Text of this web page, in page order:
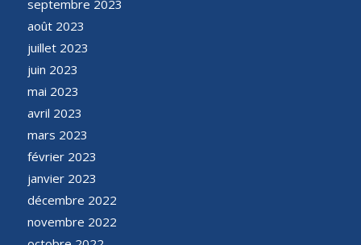
septembre 2023
août 2023
juillet 2023
juin 2023
mai 2023
avril 2023
mars 2023
février 2023
janvier 2023
décembre 2022
novembre 2022